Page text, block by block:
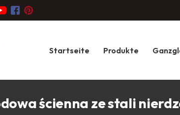
Startseite Produkte
ścienna ze stali